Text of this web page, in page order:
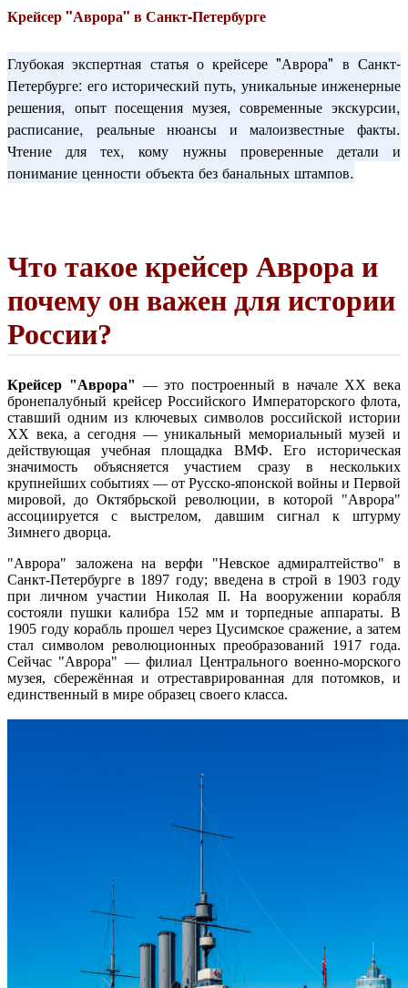
Крейсер "Аврора" в Санкт-Петербурге
Глубокая экспертная статья о крейсере "Аврора" в Санкт-
Петербурге: его исторический путь, уникальные инженерные
решения, опыт посещения музея, современные экскурсии,
расписание, реальные нюансы и малоизвестные факты.
Чтение для тех, кому нужны проверенные детали и
понимание ценности объекта без банальных штампов.
Что такое крейсер Аврора и
почему он важен для истории
России?
Крейсер "Аврора" — это построенный в начале XX века
бронепалубный крейсер Российского Императорского флота,
ставший одним из ключевых символов российской истории
XX века, а сегодня — уникальный мемориальный музей и
действующая учебная площадка ВМФ. Его историческая
значимость объясняется участием сразу в нескольких
крупнейших событиях — от Русско-японской войны и Первой
мировой, до Октябрьской революции, в которой "Аврора"
ассоциируется с выстрелом, давшим сигнал к штурму
Зимнего дворца.
"Аврора" заложена на верфи "Невское адмиралтейство" в
Санкт-Петербурге в 1897 году; введена в строй в 1903 году
при личном участии Николая II. На вооружении корабля
состояли пушки калибра 152 мм и торпедные аппараты. В
1905 году корабль прошел через Цусимское сражение, а затем
стал символом революционных преобразований 1917 года.
Сейчас "Аврора" — филиал Центрального военно-морского
музея, сбережённая и отреставрированная для потомков, и
единственный в мире образец своего класса.